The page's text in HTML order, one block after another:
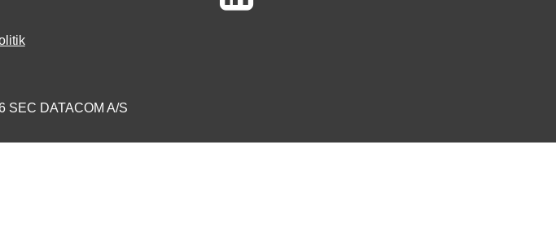
SEC DATACOM A/S